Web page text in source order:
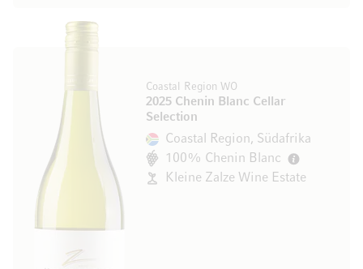
Coastal Region WO
2025 Chenin Blanc Cellar
Selection
Coastal Region, Südafrika
100% Chenin Blanc
Kleine Zalze Wine Estate